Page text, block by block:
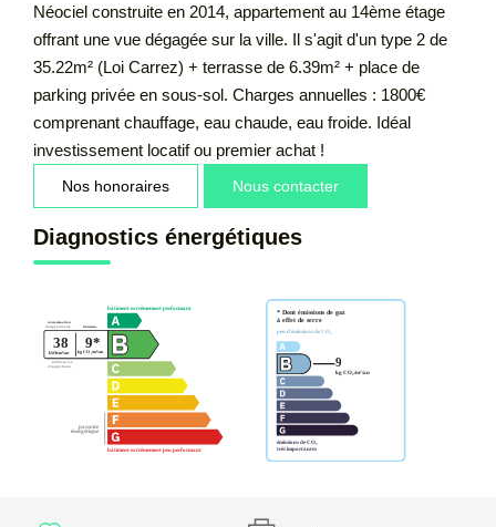
Néociel construite en 2014, appartement au 14ème étage
offrant une vue dégagée sur la ville. Il s'agit d'un type 2 de
35.22m² (Loi Carrez) + terrasse de 6.39m² + place de
parking privée en sous-sol. Charges annuelles : 1800€
comprenant chauffage, eau chaude, eau froide. Idéal
investissement locatif ou premier achat !
Nos honoraires Nous contacter
Diagnostics énergétiques